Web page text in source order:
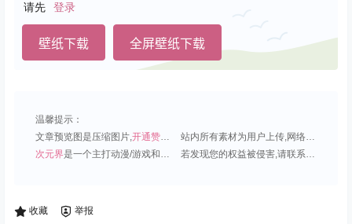
请先 登录
壁纸下载 全屏壁纸下载
温馨提示：
文章预览图是压缩图片,开通赞助会员 可免费下载超清原图;
站内所有素材为用户上传,网络分享或原创,请勿用于商业用途;
次元界是一个主打动漫/游戏和虚拟偶像角色的插画壁纸平台; 若发现您的权益被侵害,请联系QQ1815919191,我们尽快处理.
收藏 举报